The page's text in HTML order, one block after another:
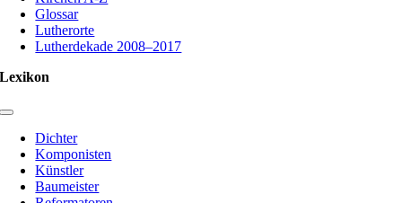
Glossar
Lutherorte
Lutherdekade 2008–2017
Lexikon
Toggle
Navigation
Dichter
Komponisten
Künstler
Baumeister